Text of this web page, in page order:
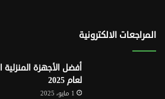
المراجعات الالكترونية
أفضل الأجهزة المنزلية
لعام 2025
1 مايو، 2025